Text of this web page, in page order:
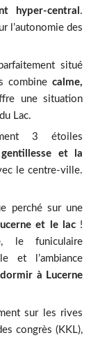
hyper-central .
l’autonomie des
situé
combinecalme,
une situation
Lac.
3 étoiles
gentillesse et la
le centre-ville.
perché sur une
et le lac!
, le funiculaire
et l’ambiance
à Lucerne
sur les rives
congrès (KKL),